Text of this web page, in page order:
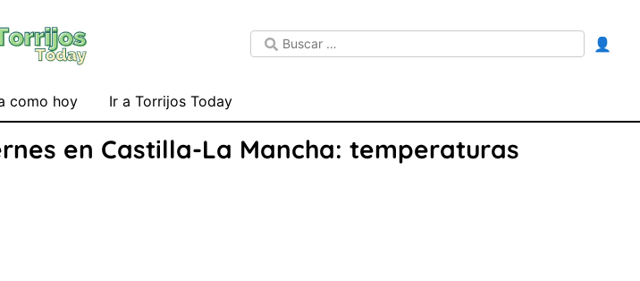
👤
como hoy Ir a Torrijos Today
en Castilla-La Mancha: temperaturas